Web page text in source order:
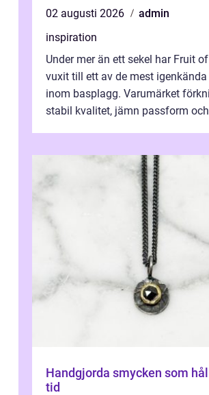
02 augusti 2026
admin
inspiration
Under mer än ett sekel har Fruit
vuxit till ett av de mest
inom basplagg. Varumärket
stabil kvalitet, jämn passform
Handgjorda smycken som
tid